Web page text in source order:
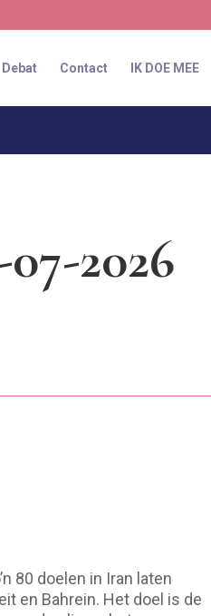
Debat Contact IK DOE MEE
2026
80 doelen in Iran laten
en Bahrein. Het doel is de